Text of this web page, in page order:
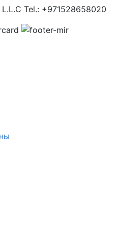
L.L.C Tel.: +971528658020